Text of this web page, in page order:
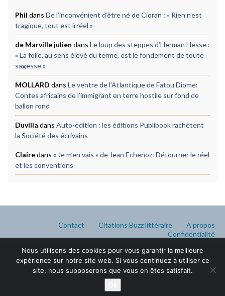
Phil dans De l’inconvénient d’être né de Cioran : « Rien n’est
tragique, tout est irréel »
de Marville julien dans Le loup des steppes d’Herman Hesse :
« La folie, au sens élevé du terme, est le fondement de toute
sagesse »
MOLLARD dans Le ventre de l’Atlantique de Fatou Diome:
Contes africains de l’immigrant en terre hostile sur fond de
ballon rond
Duvilla dans Auto-édition : les éditions Publibook rachètent
la Société des écrivains
Clairedans « Je m’en vais » de Jean Echenoz: Détourner le réel
et les conventions
Contact Citations Buzz littéraire
A propos
Confidentialité
Nous utilisons des cookies pour vous garantir la meilleure
expérience sur notre site web. Si vous continuez à utiliser ce
site, nous supposerons que vous en êtes satisfait.